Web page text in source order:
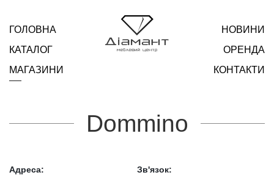
ГОЛОВНА
КАТАЛОГ
МАГАЗИНИ
НОВИНИ
ОРЕНДА
КОНТАКТИ
Dommino
Адреса:
Зв'язок: